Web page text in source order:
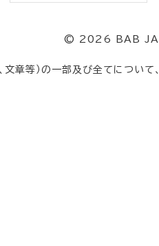
© 2026 BAB
文章等）の一部及び全てについ